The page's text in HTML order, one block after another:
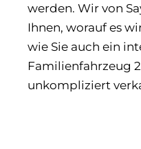
werden. Wir von
Ihnen, worauf es
wie Sie auch ein
Familienfahrzeug
unkompliziert